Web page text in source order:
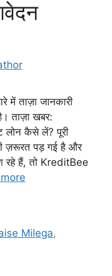
ताज़ा जानकारी
​ताज़ा खबर:
कैसे लें? पूरी
ज़रूरत पड़ गई है और
रहे हैं, तो KreditBee
Milega,